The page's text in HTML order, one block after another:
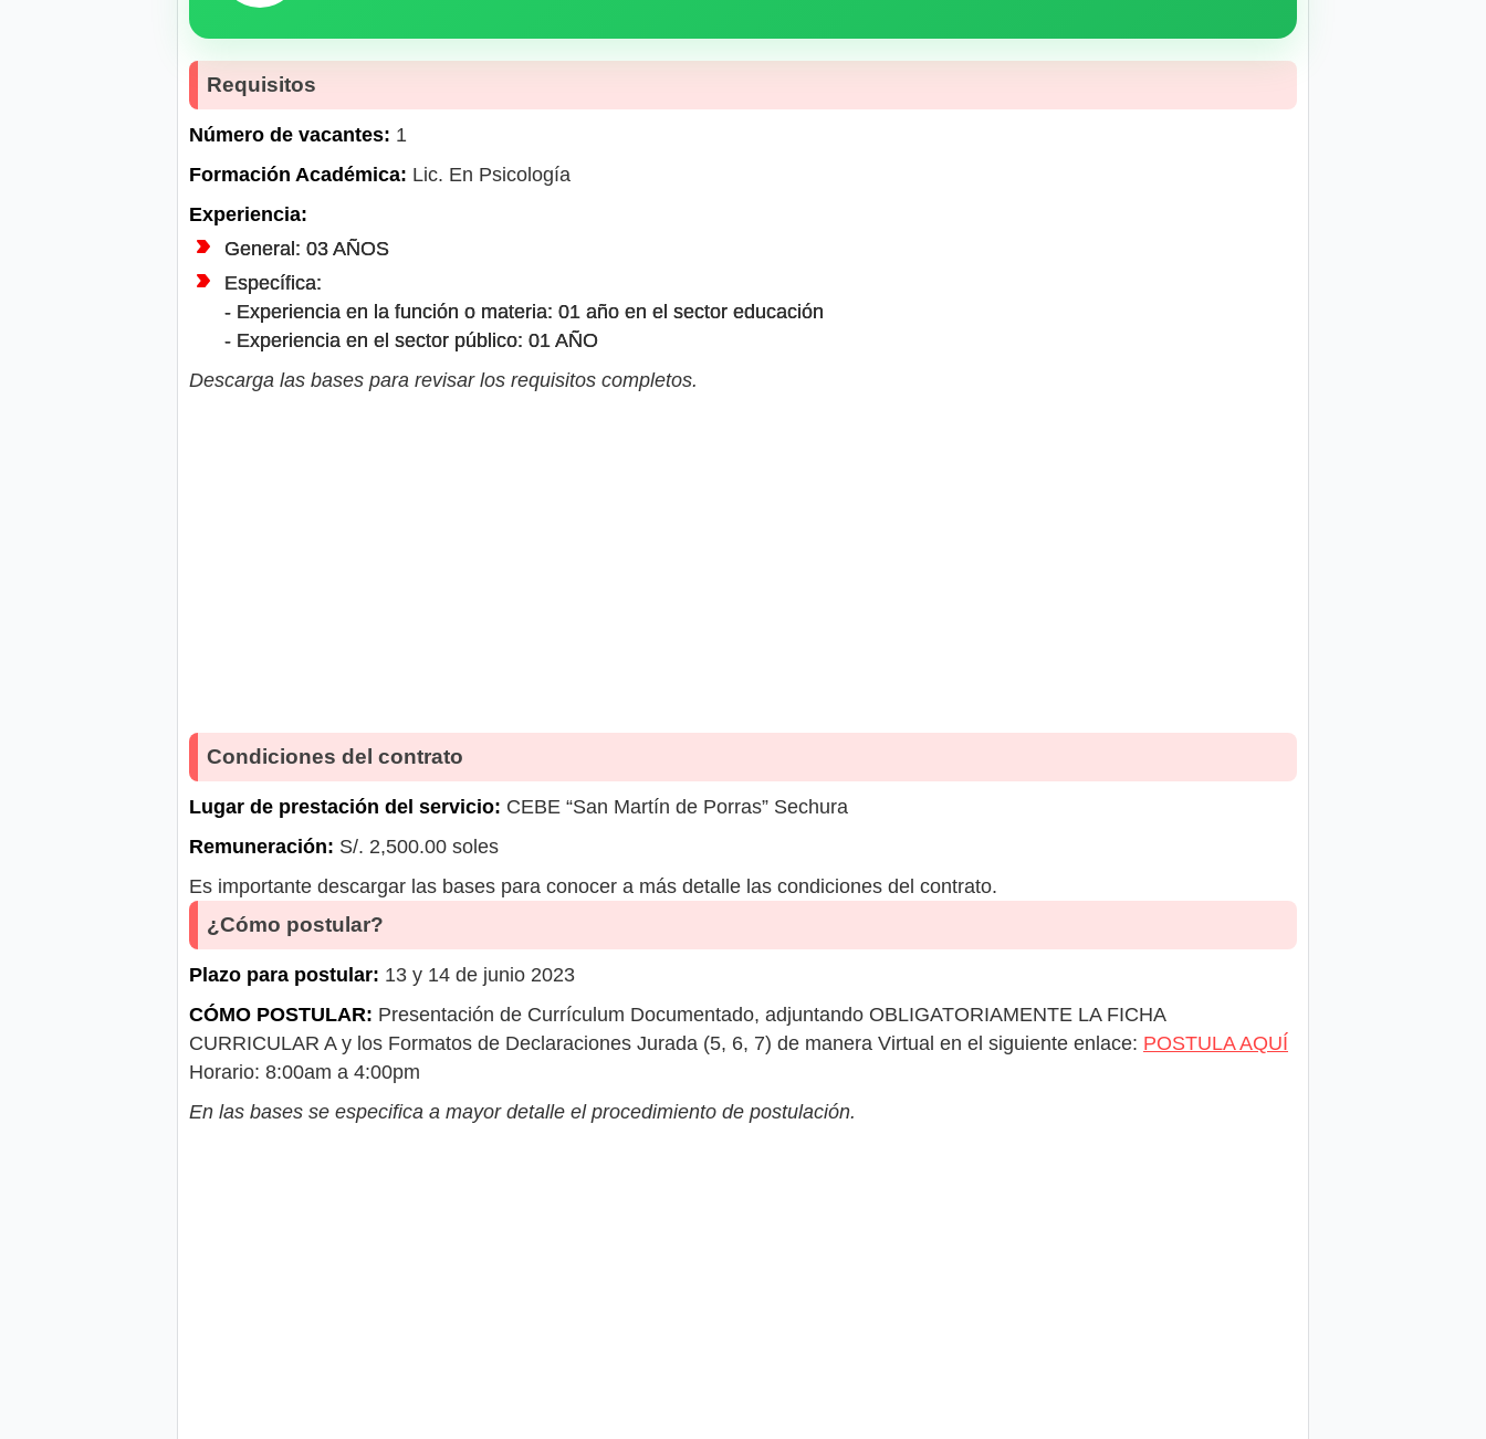
Requisitos
Número de vacantes: 1
Formación Académica: Lic. En Psicología
Experiencia:
General: 03 AÑOS
Específica:
- Experiencia en la función o materia: 01 año en el sector educación
- Experiencia en el sector público: 01 AÑO
Descarga las bases para revisar los requisitos completos.
Condiciones del contrato
Lugar de prestación del servicio: CEBE “San Martín de Porras” Sechura
Remuneración: S/. 2,500.00 soles
Es importante descargar las bases para conocer a más detalle las condiciones del contrato.
¿Cómo postular?
Plazo para postular: 13 y 14 de junio 2023
CÓMO POSTULAR: Presentación de Currículum Documentado, adjuntando OBLIGATORIAMENTE LA FICHA
CURRICULAR A y los Formatos de Declaraciones Jurada (5, 6, 7) de manera Virtual en el siguiente enlace: POSTULA AQUÍ
Horario: 8:00am a 4:00pm
En las bases se especifica a mayor detalle el procedimiento de postulación.